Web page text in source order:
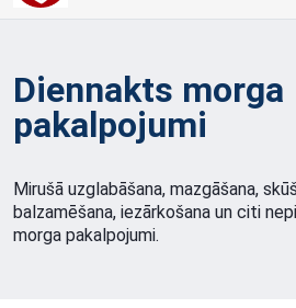
Diennakts morga
pakalpojumi
Mirušā uzglabāšana, mazgāšana,
balzamēšana, iezārkošana un citi
morga pakalpojumi.